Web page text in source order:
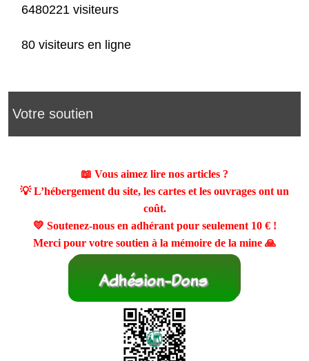
6480221 visiteurs
80 visiteurs en ligne
Votre soutien
📖 Vous aimez lire nos articles ?
💡 L’hébergement du site, les cartes et les ouvrages ont un
coût.
💛 Soutenez-nous en adhérant pour seulement 10 €!
Merci pour votre soutien à la mémoire de la mine 🙏